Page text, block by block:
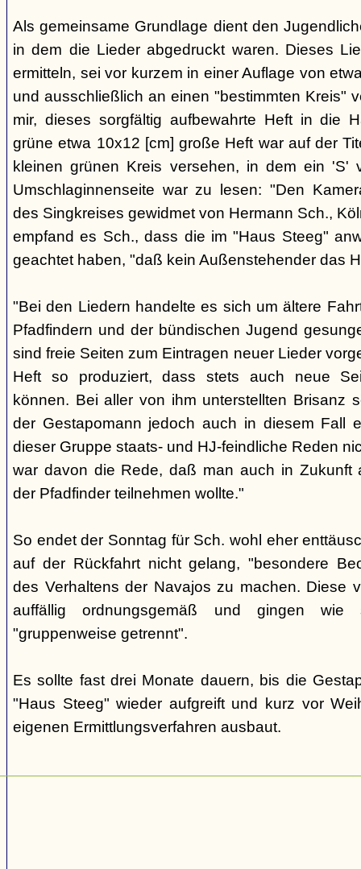
Als gemeinsame Grundlage dient den
in dem die Lieder abgedruckt waren. Dieses
ermitteln, sei vor kurzem in einer Auflage von
und ausschließlich an einen "bestimmten Kreis"
mir, dieses sorgfältig aufbewahrte Heft in die
grüne etwa 10x12 [cm] große Heft war auf der
kleinen grünen Kreis versehen, in dem ein 'S'
Umschlaginnenseite war zu lesen: "Den
des Singkreises gewidmet von Hermann Sch.,
empfand es Sch., dass die im "Haus Steeg"
geachtet haben, "daß kein Außenstehender das
"Bei den Liedern handelte es sich um ältere
Pfadfindern und der bündischen Jugend
sind freie Seiten zum Eintragen neuer Lieder
Heft so produziert, dass stets auch neue
können. Bei aller von ihm unterstellten Brisanz
der Gestapomann jedoch auch in diesem Fall
dieser Gruppe staats- und HJ-feindliche Reden
war davon die Rede, daß man auch in Zukunft
der Pfadfinder teilnehmen wollte."
So endet der Sonntag für Sch. wohl eher
auf der Rückfahrt nicht gelang, "besondere
des Verhaltens der Navajos zu machen. Diese
auffällig ordnungsgemäß und gingen wie
"gruppenweise getrennt".
Es sollte fast drei Monate dauern, bis die
"Haus Steeg" wieder aufgreift und kurz vor
eigenen Ermittlungsverfahren ausbaut.